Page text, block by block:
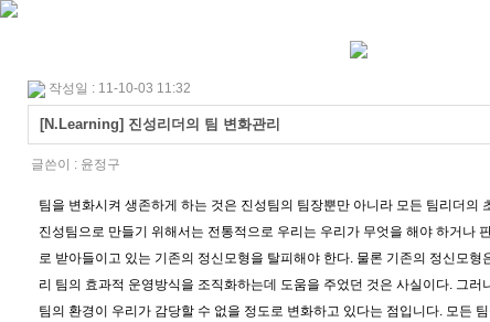
작성일 : 11-10-03 11:32
[N.Learning] 진성리더의 팀 변화관리
글쓴이 : 윤정구
팀을 변화시켜 생존하게 하는 것은 진성팀의 팀장뿐만 아니라 모든 팀리더의
진성팀으로 만들기 위해서는 전통적으로 우리는 우리가 무엇을 해야 하거나
로 받아들이고 있는 기존의 정신모형을 탈피해야 한다. 물론 기존의 정신모형
리 팀의 효과적 운영방식을 조직화하는데 도움을 주었던 것은 사실이다. 그러
팀의 환경이 우리가 감당할 수 없을 정도로 변화하고 있다는 점입니다. 모든